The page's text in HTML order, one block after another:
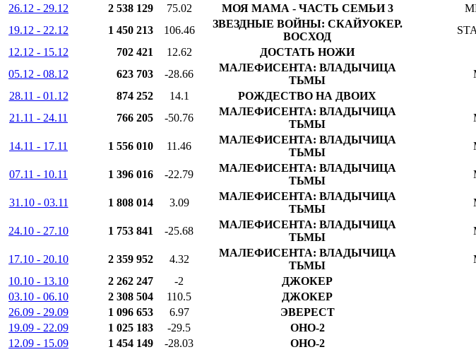
26.12 - 29.12
2 538 129 75.02 МОЯ МАМА - ЧАСТЬ СЕМЬИ 3
19.12 - 22.12
1 450 213 106.46
ЗВЕЗДНЫЕ ВОЙНЫ: СКАЙУОКЕР.
ВОСХОД
12.12 - 15.12
702 421 12.62 ДОСТАТЬ НОЖИ
05.12 - 08.12
623 703 -28.66
МАЛЕФИСЕНТА: ВЛАДЫЧИЦА
ТЬМЫ
28.11 - 01.12
874 252 14.1 РОЖДЕСТВО НА ДВОИХ
21.11 - 24.11
766 205 -50.76
МАЛЕФИСЕНТА: ВЛАДЫЧИЦА
ТЬМЫ
14.11 - 17.11 1 556 010 11.46
МАЛЕФИСЕНТА: ВЛАДЫЧИЦА
ТЬМЫ
07.11 - 10.11 1 396 016 -22.79
МАЛЕФИСЕНТА: ВЛАДЫЧИЦА
ТЬМЫ
31.10 - 03.11 1 808 014 3.09
МАЛЕФИСЕНТА: ВЛАДЫЧИЦА
ТЬМЫ
24.10 - 27.10 1 753 841 -25.68
МАЛЕФИСЕНТА: ВЛАДЫЧИЦА
ТЬМЫ
17.10 - 20.10 2 359 952 4.32
МАЛЕФИСЕНТА: ВЛАДЫЧИЦА
ТЬМЫ
10.10 - 13.10
2 262 247 -2 ДЖОКЕР
03.10 - 06.10
2 308 504 110.5 ДЖОКЕР
26.09 - 29.09
1 096 653 6.97 ЭВЕРЕСТ
19.09 - 22.09
1 025 183 -29.5 ОНО-2
12.09 - 15.09
1 454 149 -28.03 ОНО-2